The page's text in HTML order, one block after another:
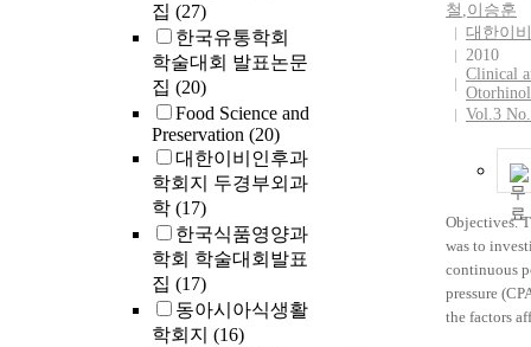
집 (27)
한국유통학회
학술대회 발표논문
집 (20)
Food Science and
Preservation (20)
대한이비인후과
학회지 두경부외과
학 (17)
한국식품영양과
학회 학술대회발표
집 (17)
동아시아식생활
학회지 (16)
철 ,이승훈
대한이
2010
Clinical
Vol.3
Objectives.
was to
continuous
pressure
the factors